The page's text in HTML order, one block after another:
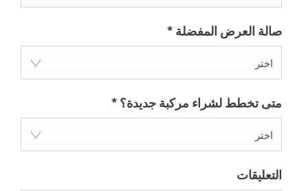
صالة العرض المفضلة *
اختر
متى تخطط لشراء مركبة جديدة؟ *
اختر
التعليقات